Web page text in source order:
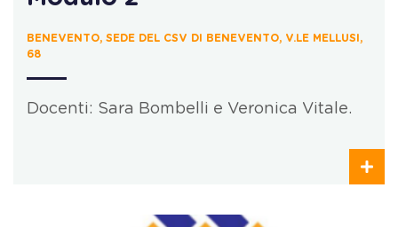
BENEVENTO, SEDE DEL CSV DI BENEVENTO, V.LE MELLUSI,
68
Docenti: Sara Bombelli e Veronica Vitale.